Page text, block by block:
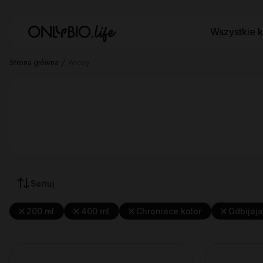
Wszystkie
Strona główna
Sortuj
200 ml 400 ml Chroniace kolor